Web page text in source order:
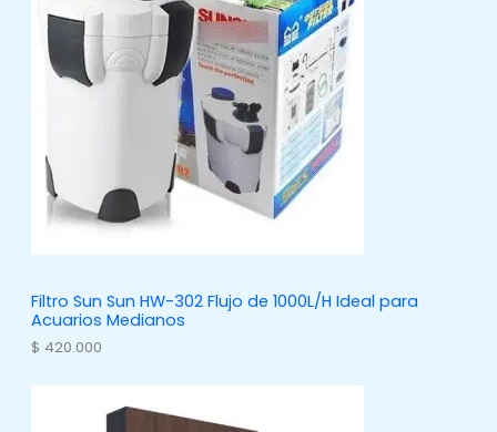
c
c
t
o
s
Filtro Sun Sun HW-302 Flujo de 1000L/H Ideal para
Acuarios Medianos
$ 420.000